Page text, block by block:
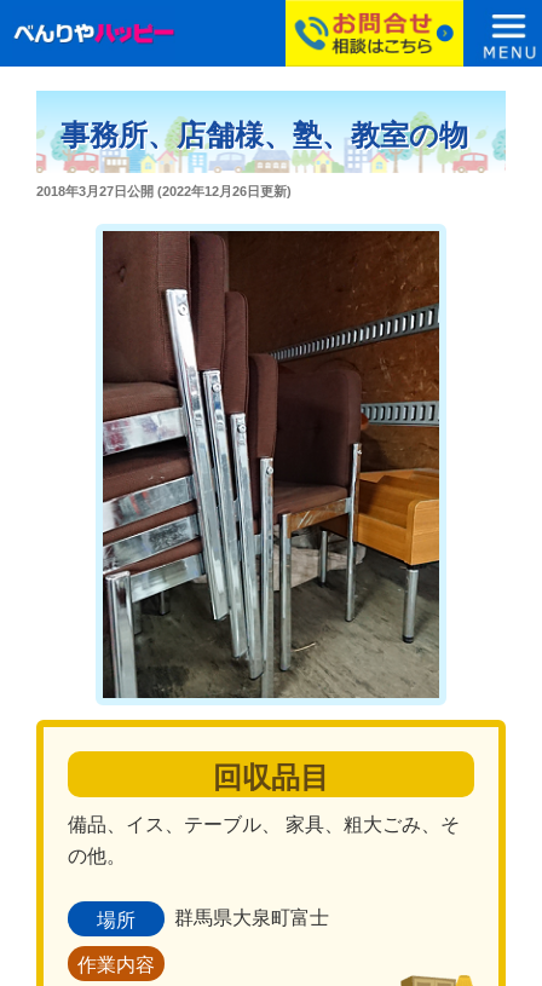
事務所、店舗様、塾、教室の物
投
2018年3月27日公開 (2022年12月26日更新)
回収品目
備品、イス、テーブル、 家具、粗大ごみ、そ
の他。
場所 群馬県大泉町富士
作業内容